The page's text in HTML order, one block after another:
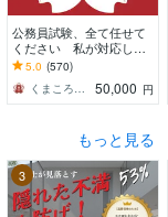
公務員試験、全て任せて
ください 私が対応しま
す （提出書類内容、面接
発言内容、私に全て任せ
てください）
5.0 (570)
くまころころ
50,000 円
もっと見る
3